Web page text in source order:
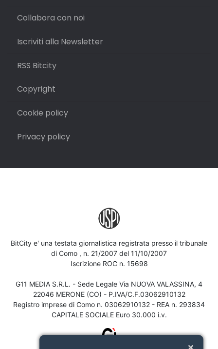
Collabora con noi
Iscriviti alla Newsletter
RSS Bitcity
Copyright
Cookie policy
Privacy policy
BitCity e' una testata giornalistica registrata presso il tribunale
di Como , n. 21/2007 del 11/10/2007
Iscrizione ROC n. 15698
G11 MEDIA S.R.L. - Sede Legale Via NUOVA VALASSINA, 4
22046 MERONE (CO) - P.IVA/C.F.03062910132
Registro imprese di Como n. 03062910132 - REA n. 293834
CAPITALE SOCIALE Euro 30.000 i.v.